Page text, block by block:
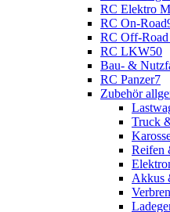
RC Elektro
RC On-Road
RC Off-
RC LKW50
Bau- &
RC Panzer7
Zubehör
Truck
Reifen
Akkus